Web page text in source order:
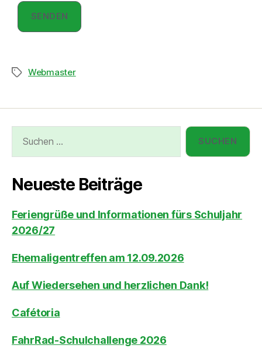
Webmaster
Neueste Beiträge
Feriengrüße und Informationen fürs Schuljahr
2026/27
Ehemaligentreffen am 12.09.2026
Auf Wiedersehen und herzlichen Dank!
Cafétoria
FahrRad-Schulchallenge 2026